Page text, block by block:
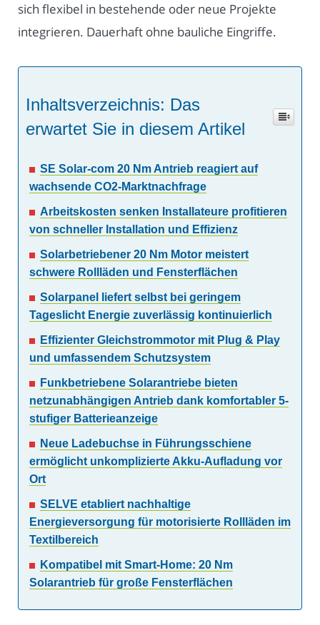
sich flexibel in bestehende oder neue Projekte
integrieren. Dauerhaft ohne bauliche Eingriffe.
Inhaltsverzeichnis: Das
erwartet Sie in diesem Artikel
SE Solar-com 20 Nm Antrieb reagiert auf
wachsende CO2-Marktnachfrage
Arbeitskosten senken Installateure profitieren
von schneller Installation und Effizienz
Solarbetriebener 20 Nm Motor meistert
schwere Rollläden und Fensterflächen
Solarpanel liefert selbst bei geringem
Tageslicht Energie zuverlässig kontinuierlich
Effizienter Gleichstrommotor mit Plug & Play
und umfassendem Schutzsystem
Funkbetriebene Solarantriebe bieten
netzunabhängigen Antrieb dank komfortabler 5-
stufiger Batterieanzeige
Neue Ladebuchse in Führungsschiene
ermöglicht unkomplizierte Akku-Aufladung vor
Ort
SELVE etabliert nachhaltige
Energieversorgung für motorisierte Rollläden im
Textilbereich
Kompatibel mit Smart-Home: 20 Nm
Solarantrieb für große Fensterflächen